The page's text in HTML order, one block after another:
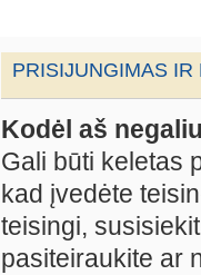
PRISIJUNGIMAS IR
Kodėl aš
Gali būti keletas
kad įvedėte
teisingi,
pasiteiraukite ar